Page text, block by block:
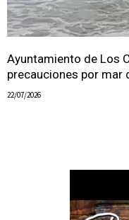
Ayuntamiento de Los
precauciones por mar
22/07/2026